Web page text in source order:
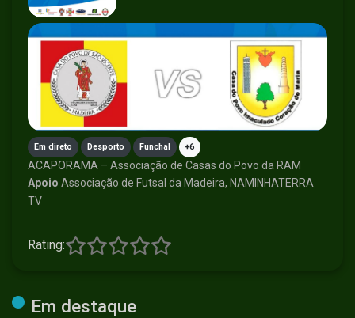
Em direto Desporto Funchal +6
ACAPORAMA – Associação de Casas do Povo da RAM
Apoio Associação de Futsal da Madeira, NAMINHATERRA
TV
Rating:
Em destaque